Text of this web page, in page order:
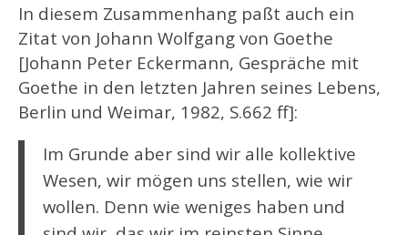
In diesem Zusammenhang paßt auch ein
Zitat von Johann Wolfgang von Goethe
[Johann Peter Eckermann, Gespräche mit
Goethe in den letzten Jahren seines Lebens,
Berlin und Weimar, 1982, S.662 ff]:
Im Grunde aber sind wir alle kollektive
Wesen, wir mögen uns stellen, wie wir
wollen. Denn wie weniges haben und